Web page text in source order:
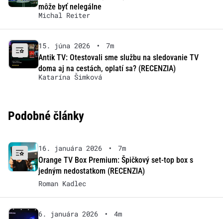
môže byť nelegálne
Michal Reiter
15. júna 2026 •
7m
Antik TV: Otestovali sme službu na sledovanie TV
doma aj na cestách, oplatí sa? (RECENZIA)
Katarína Šimková
Podobné články
16. januára 2026 •
7m
Orange TV Box Premium: Špičkový set-top box s
jedným nedostatkom (RECENZIA)
Roman Kadlec
6. januára 2026 •
4m